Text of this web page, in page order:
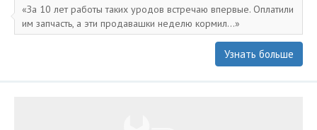
За 10 лет работы таких уродов встречаю впервые. Оплатили
им запчасть, а эти продавашки неделю кормил...
Узнать больше